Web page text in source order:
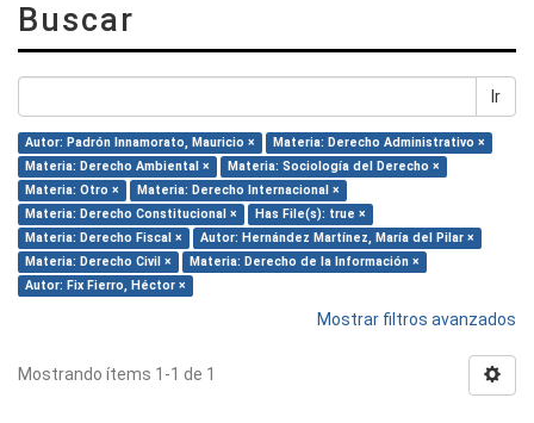
Buscar
Ir
Autor: Padrón Innamorato, Mauricio ×
Materia: Derecho Administrativo ×
Materia: Derecho Ambiental ×
Materia: Sociología del Derecho ×
Materia: Otro ×
Materia: Derecho Internacional ×
Materia: Derecho Constitucional ×
Has File(s): true ×
Materia: Derecho Fiscal ×
Autor: Hernández Martínez, María del Pilar ×
Materia: Derecho Civil ×
Materia: Derecho de la Información ×
Autor: Fix Fierro, Héctor ×
Mostrar filtros avanzados
Mostrando ítems 1-1 de 1